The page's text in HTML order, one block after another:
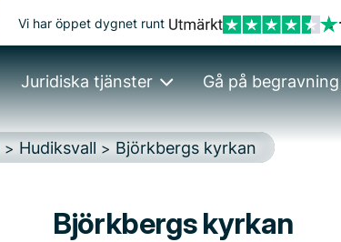
Vi har öppet dygnet runt
Juridiska tjänster Gå på begravning
> Hudiksvall > Björkbergs kyrkan
Björkbergs kyrkan